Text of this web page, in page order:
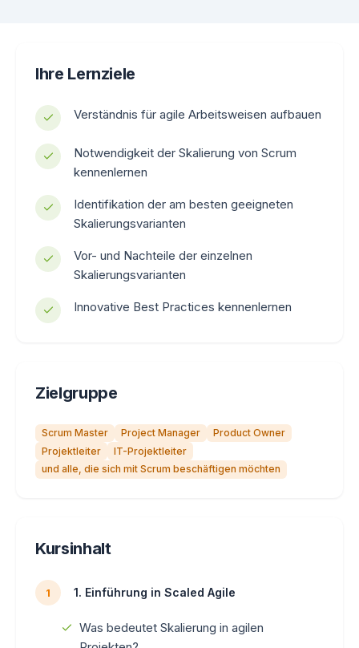
Ihre Lernziele
Verständnis für agile Arbeitsweisen aufbauen
Notwendigkeit der Skalierung von Scrum
kennenlernen
Identifikation der am besten geeigneten
Skalierungsvarianten
Vor- und Nachteile der einzelnen
Skalierungsvarianten
Innovative Best Practices kennenlernen
Zielgruppe
Scrum Master Project Manager
Product Owner
Projektleiter
IT-Projektleiter
und alle, die sich mit Scrum beschäftigen möchten
Kursinhalt
1 1. Einführung in Scaled Agile
Was bedeutet Skalierung in agilen